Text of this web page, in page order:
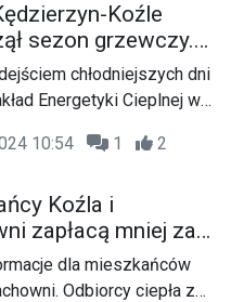
Energetyki Cieplnej
dostawy ciepła do
odbiorców.
Koźle
sezon grzewczy.
do
chłodniejszych dni
Energetyki Cieplnej w
Od piątku, 27
z ogrzewania w swoich
10:54 1 2
Koźla i
zapłacą mniej za
MZEC
w życie nową
dla mieszkańców
Odbiorcy ciepła z